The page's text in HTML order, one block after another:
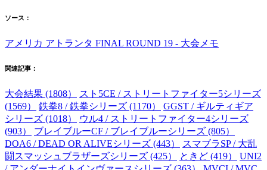
ソース：
アメリカ アトランタ FINAL ROUND 19 - 大会メモ
関連記事：
大会結果 (1808）
スト5CE / ストリートファイター5シリーズ
(1569）
鉄拳8 / 鉄拳シリーズ (1170）
GGST / ギルティギア
シリーズ (1018）
ウル4 / ストリートファイター4シリーズ
(903）
ブレイブルーCF / ブレイブルーシリーズ (805）
DOA6 / DEAD OR ALIVEシリーズ (443）
スマブラSP / 大乱
闘スマッシュブラザーズシリーズ (425）
ときど (419）
UNI2